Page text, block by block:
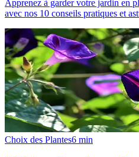
Apprenez à garder votre jardin en
avec nos 10 conseils pratiques et
Choix des Plantes6 min